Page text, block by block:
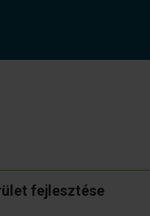
fejlesztése